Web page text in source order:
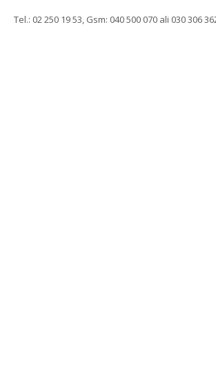
Tel.: 02 250 19 53, Gsm: 040 500 070 ali 030 306